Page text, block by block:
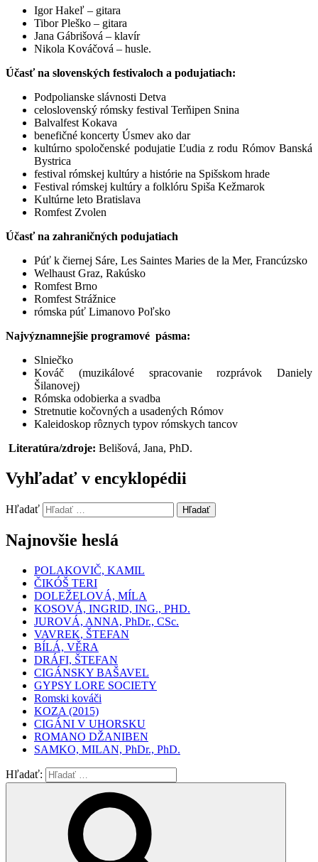
Igor Hakeľ – gitara
Tibor Pleško – gitara
Jana Gábrišová – klavír
Nikola Kováčová – husle.
Účasť na slovenských festivaloch a podujatiach:
Podpolianske slávnosti Detva
celoslovenský rómsky festival Terňipen Snina
Balvalfest Kokava
benefičné koncerty Úsmev ako dar
kultúrno spoločenské podujatie Ľudia z rodu Rómov Banská
Bystrica
festival rómskej kultúry a histórie na Spišskom hrade
Festival rómskej kultúry a folklóru Spiša Kežmarok
Kultúrne leto Bratislava
Romfest Zvolen
Účasť na zahraničných podujatiach
Púť k čiernej Sáre, Les Saintes Maries de la Mer, Francúzsko
Welhaust Graz, Rakúsko
Romfest Brno
Romfest Strážnice
rómska púť Limanovo Poľsko
Najvýznamnejšie programové pásma:
Slniečko
Kováč (muzikálové spracovanie rozprávok Daniely
Šilanovej)
Rómska odobierka a svadba
Stretnutie kočovných a usadených Rómov
Kaleidoskop rôznych typov rómskych tancov
Literatúra/zdroje: Belišová, Jana, PhD.
Vyhľadať v encyklopédii
Hľadať Hľadať
Najnovšie heslá
POLAKOVIČ, KAMIL
ČIKÓŠ TERI
DOLEŽELOVÁ, MÍLA
KOSOVÁ, INGRID, ING., PHD.
JUROVÁ, ANNA, PhDr., CSc.
VAVREK, ŠTEFAN
BÍLÁ, VĚRA
DRÁFI, ŠTEFAN
CIGÁNSKY BAŠAVEL
GYPSY LORE SOCIETY
Romski kováči
KOZA (2015)
CIGÁNI V UHORSKU
ROMANO DŽANIBEN
SAMKO, MILAN, PhDr., PhD.
Hľadať: